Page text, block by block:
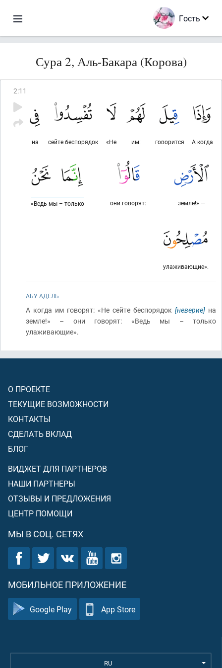
Гость
Сура 2, Аль-Бакара (Корова)
2:11
А когда
говорится
им:
«Не
сейте беспорядок
на
земле!» —
они говорят:
«Ведь мы – только
улаживающие».
АБУ АДЕЛЬ
А когда им говорят: «Не сейте беспорядок [неверие] на
земле!» – они говорят: «Ведь мы – только
улаживающие».
О ПРОЕКТЕ
ТЕКУЩИЕ ВОЗМОЖНОСТИ
КОНТАКТЫ
СДЕЛАТЬ ВКЛАД
БЛОГ
ВИДЖЕТ ДЛЯ ПАРТНЕРОВ
НАШИ ПАРТНЕРЫ
ОТЗЫВЫ И ПРЕДЛОЖЕНИЯ
ЦЕНТР ПОМОЩИ
МЫ В СОЦ. СЕТЯХ
МОБИЛЬНОЕ ПРИЛОЖЕНИЕ
Google Play App Store
RU